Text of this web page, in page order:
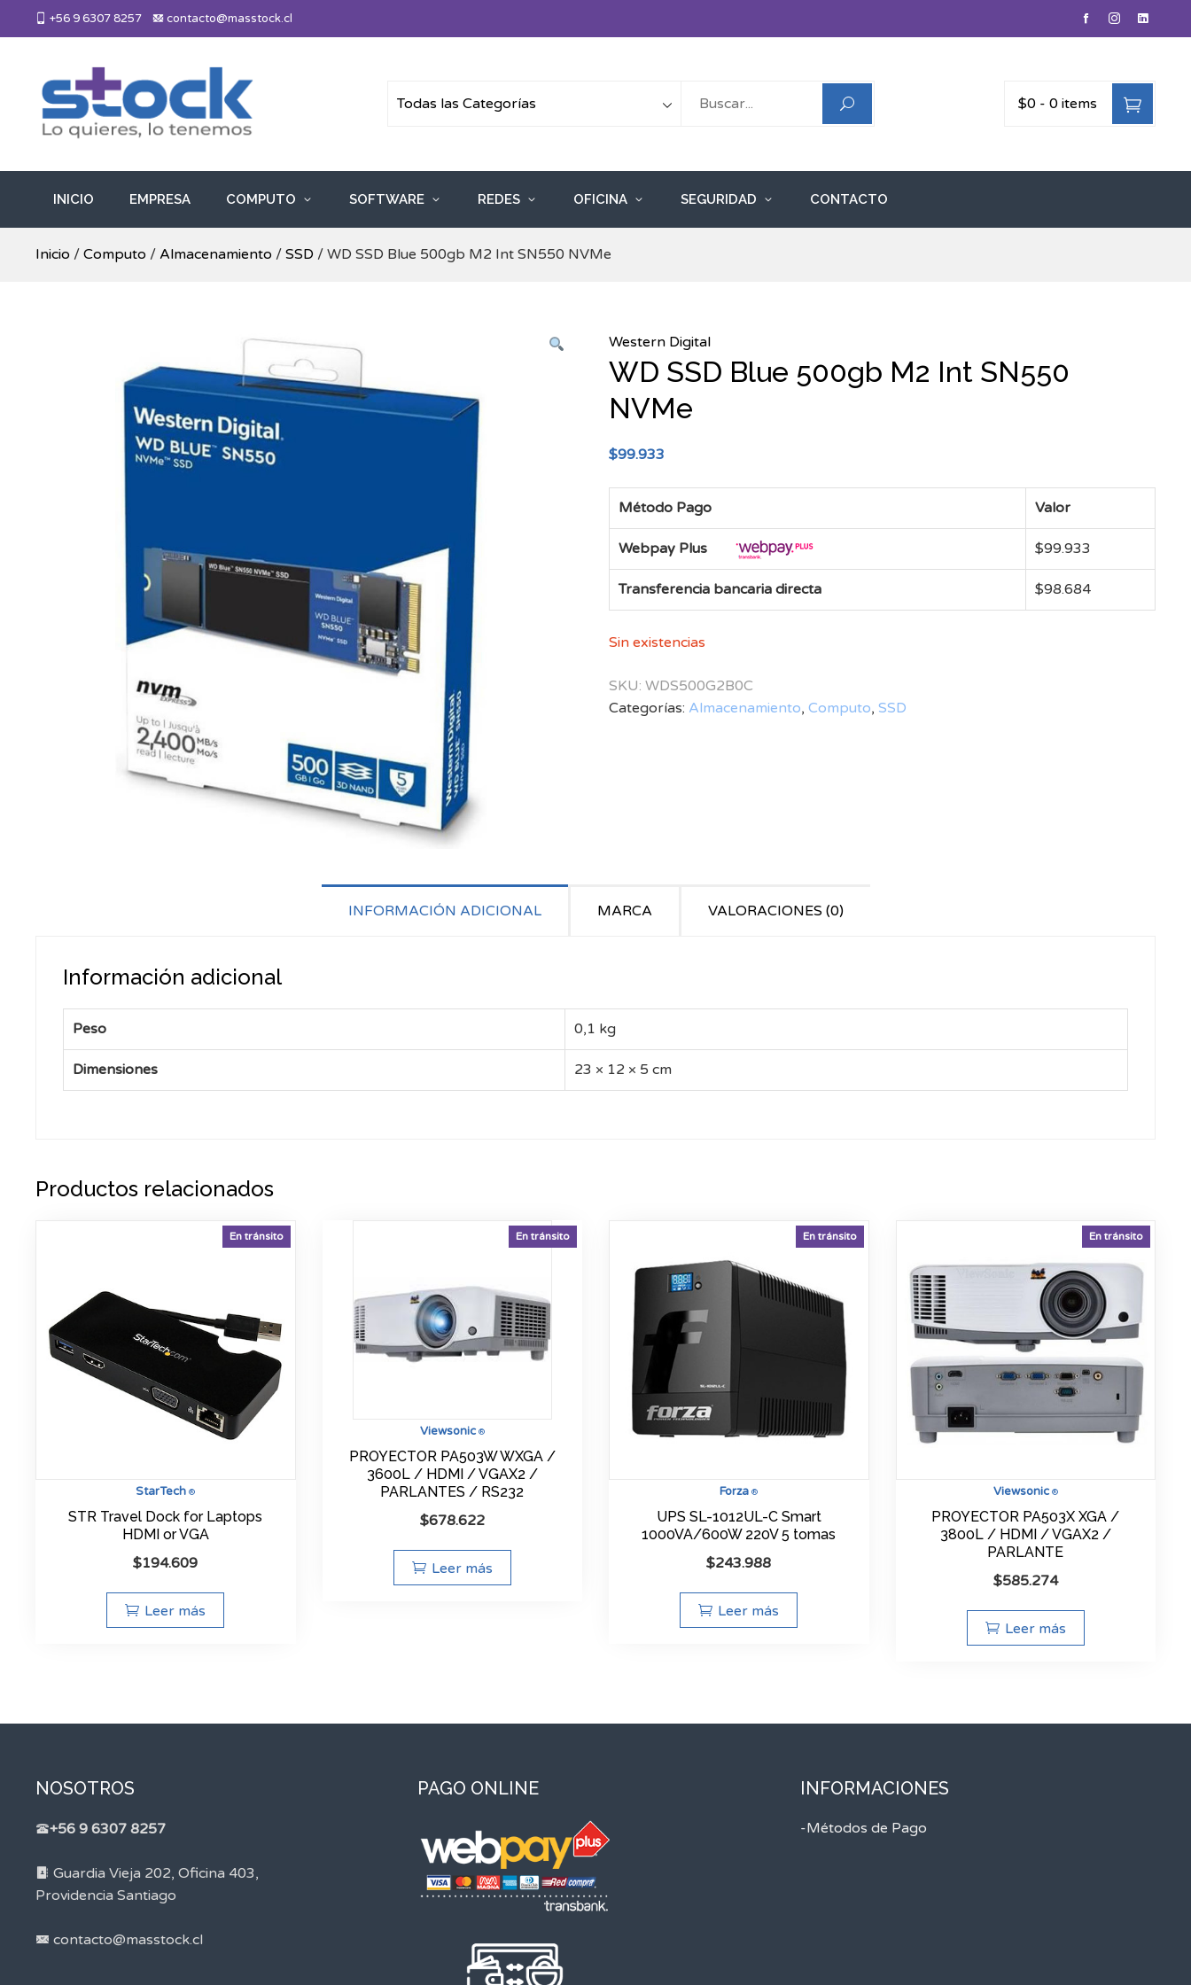
+56 9 6307 8257 contacto@masstock.cl
Más Stock
$0 - 0 items
INICIO EMPRESA COMPUTO SOFTWARE REDES OFICINA SEGURIDAD CONTACTO
Inicio / Computo / Almacenamiento / SSD / WD SSD Blue 500gb M2 Int SN550 NVMe
Western Digital
WD SSD Blue 500gb M2 Int SN550
NVMe
$99.933
Método Pago Valor
Webpay Plus $99.933
Transferencia bancaria directa $98.684
Sin existencias
SKU: WDS500G2B0C
Categorías: Almacenamiento, Computo, SSD
INFORMACIÓN ADICIONAL MARCA VALORACIONES (0)
Información adicional
Peso 0,1 kg
Dimensiones 23 × 12 × 5 cm
Productos relacionados
StarTech ®
En tránsito
STR Travel Dock for Laptops
HDMI or VGA
$194.609
Leer más
Viewsonic®
En tránsito
PROYECTOR PA503W WXGA /
3600L / HDMI / VGAX2 /
PARLANTES / RS232
$678.622
Leer más
Forza ®
En tránsito
UPS SL-1012UL-C Smart
1000VA/600W 220V 5 tomas
$243.988
Leer más
Viewsonic®
En tránsito
PROYECTOR PA503X XGA /
3800L / HDMI / VGAX2 /
PARLANTE
$585.274
Leer más
NOSOTROS
+56 9 6307 8257
Guardia Vieja 202, Oficina 403,
Providencia Santiago
contacto@masstock.cl
PAGO ONLINE INFORMACIONES
-Métodos de Pago